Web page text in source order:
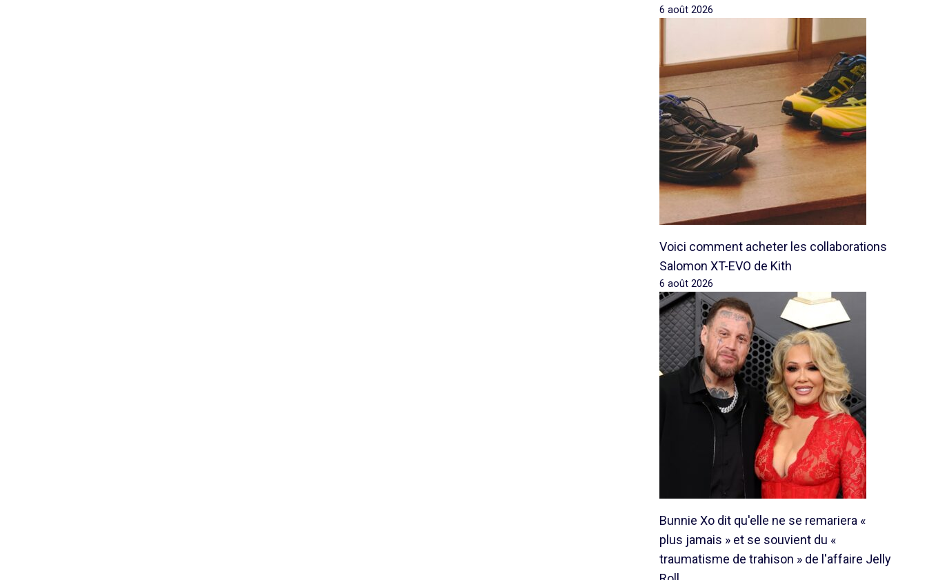
6 août 2026
Voici comment acheter les collaborations
Salomon XT-EVO de Kith
6 août 2026
Bunnie Xo dit qu'elle ne se remariera «
plus jamais » et se souvient du «
traumatisme de trahison » de l'affaire Jelly